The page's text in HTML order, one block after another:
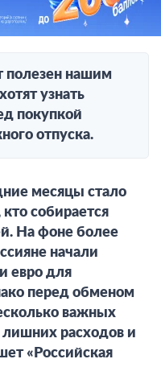
полезен нашим
узнать
покупкой
отпуска.
месяцы стало
собирается
На фоне более
начали
евро для
перед обменом
важных
расходов и
«Российская